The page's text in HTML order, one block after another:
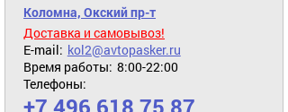
Коломна, Окский пр-т
Доставка и самовывоз!
E-mail: kol2@avtopasker.ru
Время работы: 8:00-22:00
Телефоны: